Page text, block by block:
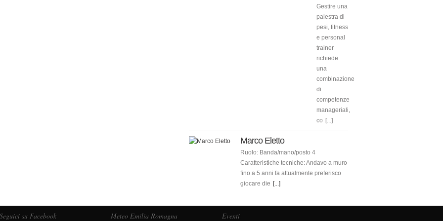
Gestire una
palestra di
pesi, fitness
e personal
trainer
richiede
una
combinazione
di
competenze
manageriali,
co [...]
Marco Eletto
Ruolo: Banda/mano/posto 4
Caratteristiche tecniche: Andavo a muro
fino a 5 anni fa attualmente preferisco
giocare die [...]
Seguici su Facebook Meteo Emilia Romagna Eventi